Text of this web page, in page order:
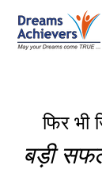
फिर भी
बड़ी